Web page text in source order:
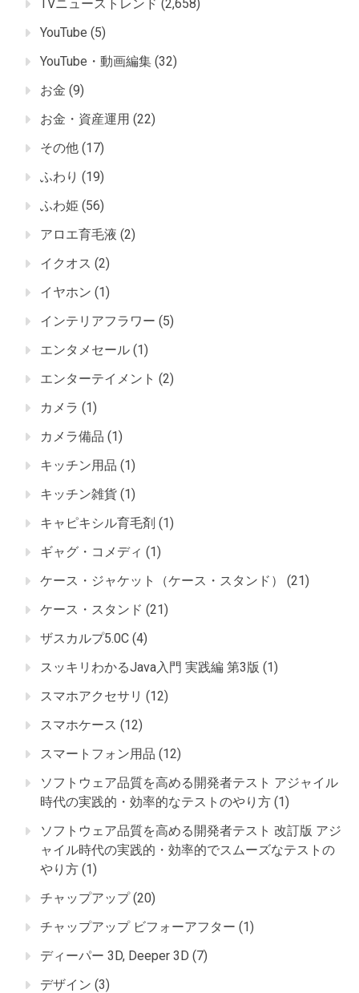
TVニューストレンド (2,658)
YouTube (5)
YouTube・動画編集 (32)
お金 (9)
お金・資産運用 (22)
その他 (17)
ふわり (19)
ふわ姫 (56)
アロエ育毛液 (2)
イクオス (2)
イヤホン (1)
インテリアフラワー (5)
エンタメセール (1)
エンターテイメント (2)
カメラ (1)
カメラ備品 (1)
キッチン用品 (1)
キッチン雑貨 (1)
キャピキシル育毛剤 (1)
ギャグ・コメディ (1)
ケース・ジャケット（ケース・スタンド）
(21)
ケース・スタンド (21)
ザスカルプ5.0C (4)
スッキリわかるJava入門 実践編 第3版 (1)
スマホアクセサリ (12)
スマホケース (12)
スマートフォン用品 (12)
ソフトウェア品質を高める開発者テスト アジャイル
時代の実践的・効率的なテストのやり方 (1)
ソフトウェア品質を高める開発者テスト 改訂版 アジ
ャイル時代の実践的・効率的でスムーズなテストの
やり方 (1)
チャップアップ(20)
チャップアップ ビフォーアフター (1)
ディーパー 3D, Deeper 3D (7)
デザイン (3)